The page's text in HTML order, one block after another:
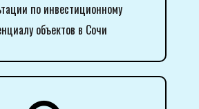
по инвестиционному
объектов в Сочи